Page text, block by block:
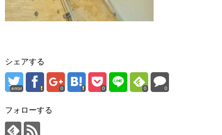
シェアする
error 0 0 0 0
フォローする